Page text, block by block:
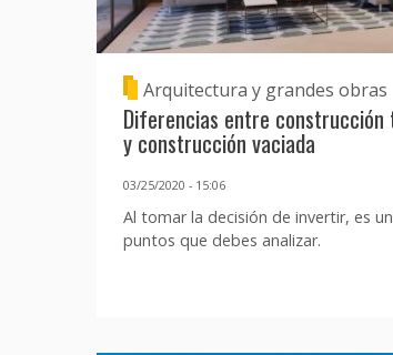
Arquitectura y grandes obras
Diferencias entre construcción
y construcción vaciada
03/25/2020 - 15:06
Al tomar la decisión de invertir, es
puntos que debes analizar.